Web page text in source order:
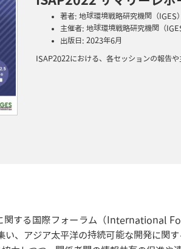
著者: 地球環境戦略研究機関（IGES）
主催者: 地球環境戦略研究機関（
出版日: 2023年6月
ISAP2022における、各セッションの報告
関する国際フォーラム（International
い、アジア太平洋の持続可能な開発に関